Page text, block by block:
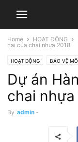
Home HOẠT ĐỘNG
hai của chai nhựa 2018
HOẠT ĐỘNG BẢO VỆ
HÀNH TRÌNH THỨ HAI CỦA
Dự án
chai nhựa
By admin -